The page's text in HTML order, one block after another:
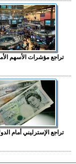
تراجع مؤشرات الأسهم
تراجع الإسترليني أمام